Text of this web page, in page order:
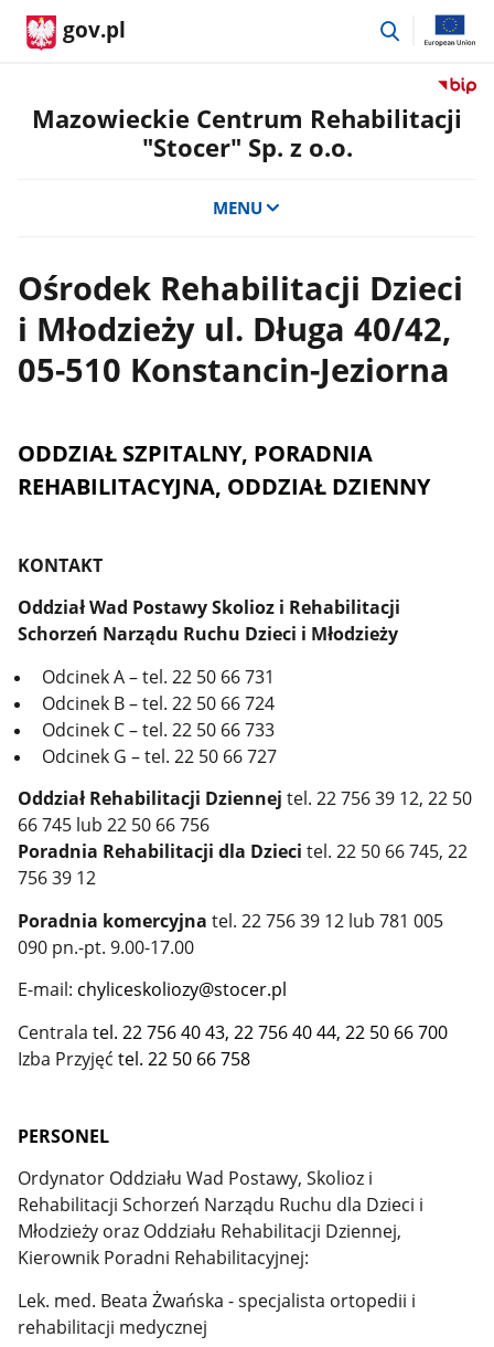
gov.pl
przejdź
Przejdź
do
Sp.
z
o.o.
Mazowieckie Centrum Rehabilitacji
"Stocer" Sp. z o.o.
MENU
Ośrodek Rehabilitacji Dzieci
i Młodzieży ul. Długa 40/42,
05-510 Konstancin-Jeziorna
ODDZIAŁ SZPITALNY, PORADNIA
REHABILITACYJNA, ODDZIAŁ DZIENNY
KONTAKT
Oddział Wad Postawy Skolioz i Rehabilitacji
Schorzeń Narządu Ruchu Dzieci i Młodzieży
Odcinek A – tel. 22 50 66 731
Odcinek B – tel. 22 50 66 724
Odcinek C – tel. 22 50 66 733
Odcinek G – tel. 22 50 66 727
Oddział Rehabilitacji Dziennej tel. 22 756 39 12, 22 50
66 745 lub 22 50 66 756
Poradnia Rehabilitacji dla Dzieci tel. 22 50 66 745, 22
756 39 12
Poradnia komercyjna tel. 22 756 39 12 lub 781 005
090 pn.-pt. 9.00-17.00
E-mail: chyliceskoliozy@stocer.pl
Centrala tel. 22 756 40 43, 22 756 40 44, 22 50 66 700
Izba Przyjęć tel. 22 50 66 758
PERSONEL
Ordynator Oddziału Wad Postawy, Skolioz i
Rehabilitacji Schorzeń Narządu Ruchu dla Dzieci i
Młodzieży oraz Oddziału Rehabilitacji Dziennej,
Kierownik Poradni Rehabilitacyjnej:
Lek. med. Beata Żwańska - specjalista ortopedii i
rehabilitacji medycznej